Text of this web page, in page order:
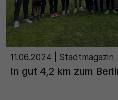
11.06.2024 | Stadtmagazin
In gut 4,2 km zum